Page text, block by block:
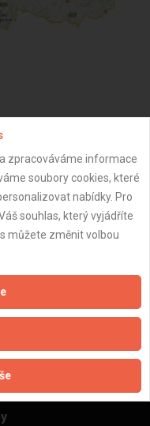
20:34:08
cookie
online
zpracováváme informace
soubory cookies, které
nabídky. Pro
souhlas, který vyjádříte
můžete změnit volbou